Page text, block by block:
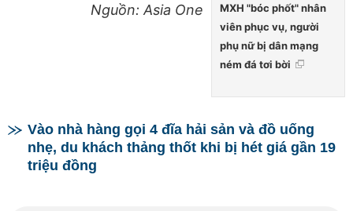
MXH "bóc phốt" nhân
viên phục vụ, người
phụ nữ bị dân mạng
ném đá tơi bời
Nguồn: Asia One
Vào nhà hàng gọi 4 đĩa hải sản và đồ uống
nhẹ, du khách thảng thốt khi bị hét giá gần 19
triệu đồng